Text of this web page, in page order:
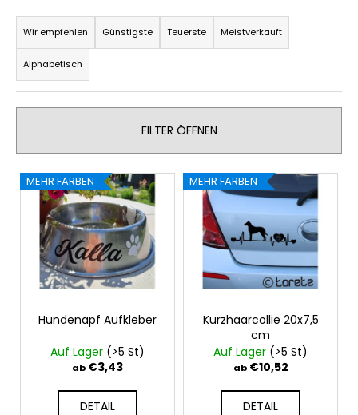
P
o
d
u
s
o
Wir empfehlen Günstigste Teuerste Meistverkauft
Alphabetisch
FILTER ÖFFNEN
L
i
MEHR FARBEN
Hundenapf Aufkleber
Auf Lager (>5 St)
ab €3,43
DETAIL
MEHR FARBEN
Kurzhaarcollie 20x7,5
cm
Auf Lager (>5 St)
ab€10,52
DETAIL
e
m
p
f
e
h
e
n
PFOTEN
€11,26